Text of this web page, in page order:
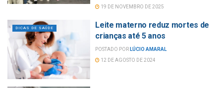
19 DE NOVEMBRO DE 2025
DICAS DE SAÚDE
Leite materno reduz mortes de
crianças até 5 anos
POSTADO POR LÚCIO AMARAL
12 DE AGOSTO DE 2024